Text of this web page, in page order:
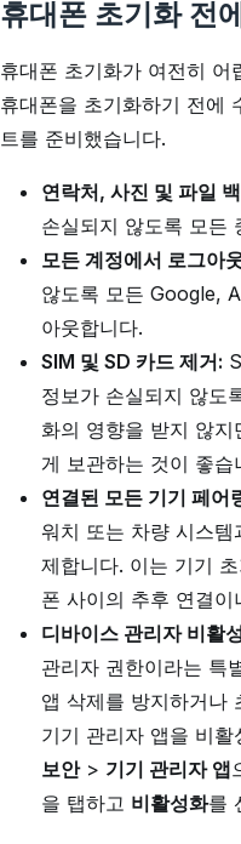
휴대폰 초기화 전
휴대폰 초기화가 여전히 어
휴대폰을 초기화하기 전에
트를 준비했습니다.
연락처, 사진 및 파일
손실되지 않도록 모든
모든 계정에서 로그아
않도록 모든 Google,
아웃합니다.
SIM 및 SD 카드 제거:
정보가 손실되지 않도
화의 영향을 받지 않
게 보관하는 것이 좋습
연결된 모든 기기 페어
워치 또는 차량 시스
제합니다. 이는 기기
폰 사이의 추후 연결
디바이스 관리자 비활
관리자 권한이라는 특
앱 삭제를 방지하거나
기기 관리자 앱을 비활
보안> 기기 관리자 앱
을 탭하고 비활성화를